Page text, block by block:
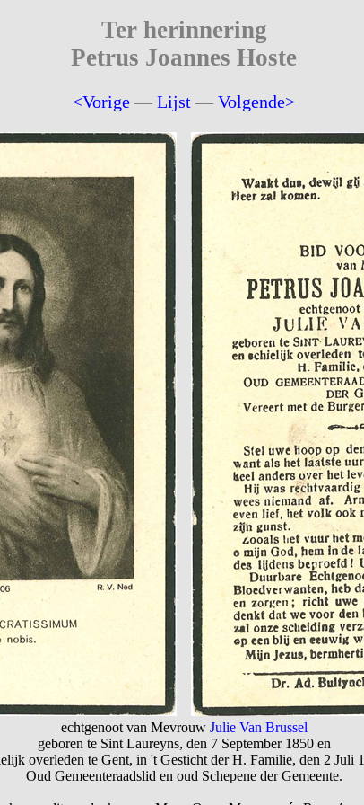
Ter herinnering
Petrus Joannes Hoste
<Vorige —Lijst —Volgende>
echtgenoot van Mevrouw Julie Van Brussel
geboren te Sint Laureyns, den 7 September 1850 en
overleden te Gent, in 't Gesticht der H. Familie, den 2 Juli
Oud Gemeenteraadslid en oud Schepene der Gemeente.